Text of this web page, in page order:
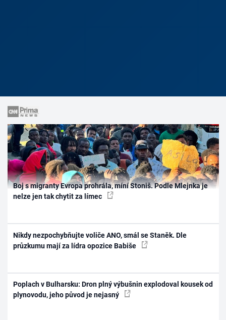
Boj s migranty Evropa prohrála, míní Stoniš. Podle Mlejnka je
nelze jen tak chytit za límec
Nikdy nezpochybňujte voliče ANO, smál se Staněk. Dle
průzkumu mají za lídra opozice Babiše
Poplach v Bulharsku: Dron plný výbušnin explodoval kousek od
plynovodu, jeho původ je nejasný